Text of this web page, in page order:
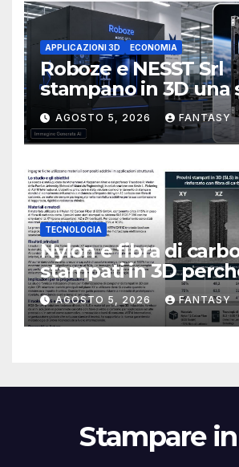
APPLICAZIONI 3D ECONOMIA
Roboze e NESST Srl
stampano in 3D
CubeSat 3U in
AGOSTO 5, 2026 FANTASY
TECNOLOGIA
Nylon e fibra di
stampati in 3D
resistenza agli urti
dal processo
AGOSTO 5, 2026 FANTASY
Stampare